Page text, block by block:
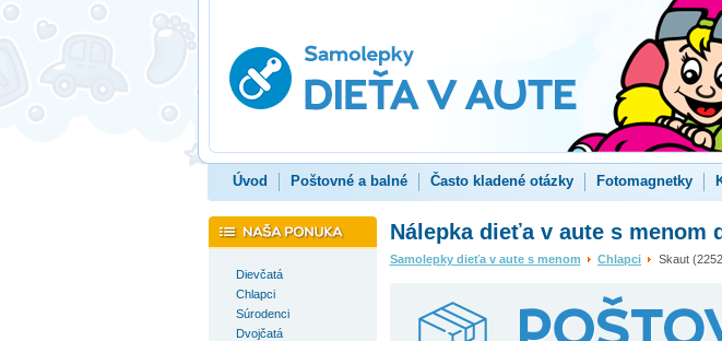
Úvod Poštovné a balné Často kladené otázky Fotomagnetky
Dievčatá
Chlapci
Súrodenci
Dvojčatá
Nálepka dieťa v aute s menom
Samolepky dieťa v aute s menom Chlapci Skaut